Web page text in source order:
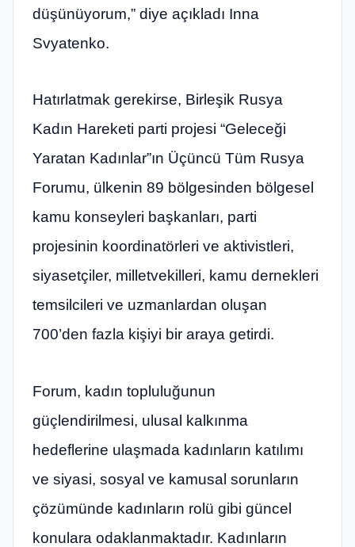
düşünüyorum,” diye açıkladı Inna
Svyatenko.
Hatırlatmak gerekirse, Birleşik Rusya
Kadın Hareketi parti projesi “Geleceği
Yaratan Kadınlar”ın Üçüncü Tüm Rusya
Forumu, ülkenin 89 bölgesinden bölgesel
kamu konseyleri başkanları, parti
projesinin koordinatörleri ve aktivistleri,
siyasetçiler, milletvekilleri, kamu dernekleri
temsilcileri ve uzmanlardan oluşan
700’den fazla kişiyi bir araya getirdi.
Forum, kadın topluluğunun
güçlendirilmesi, ulusal kalkınma
hedeflerine ulaşmada kadınların katılımı
ve siyasi, sosyal ve kamusal sorunların
çözümünde kadınların rolü gibi güncel
konulara odaklanmaktadır. Kadınların